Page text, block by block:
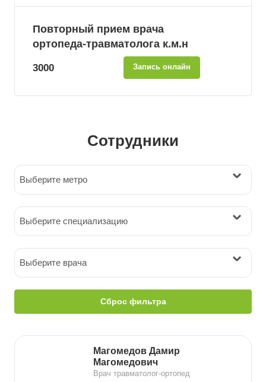
Повторный прием врача
ортопеда-травматолога к.м.н
3000 Запись онлайн
Сотрудники
Выберите метро
Выберите специализацию
Выберите врача
Сброс фильтра
Магомедов Дамир
Магомедович
Врач травматолог-ортопед